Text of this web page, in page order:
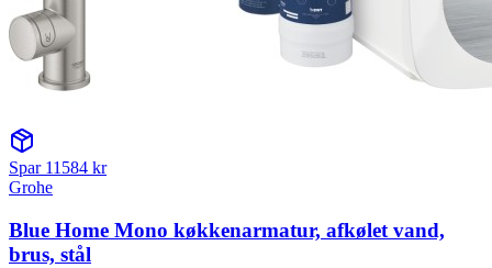
Spar 11584 kr
Grohe
Blue Home Mono køkkenarmatur, afkølet vand,
brus, stål